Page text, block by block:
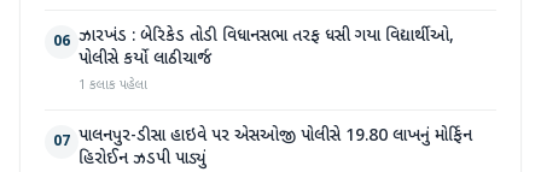
06 ઝારખંડ : બેરિકેડ તોડી વિધાનસભા તરફ ધસી ગયા વિદ્યાર્થીઓ,
પોલીસે કર્યો લાઠીચાર્જ
1 કલાક પહેલા
07 પાલનપુર-ડીસા હાઇવે પર એસઓજી પોલીસે 19.80 લાખનું મોર્ફિન
હિરોઈન ઝડપી પાડ્યું